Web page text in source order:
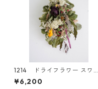
1214 ドライフラワー スワッ
グ
¥6,200